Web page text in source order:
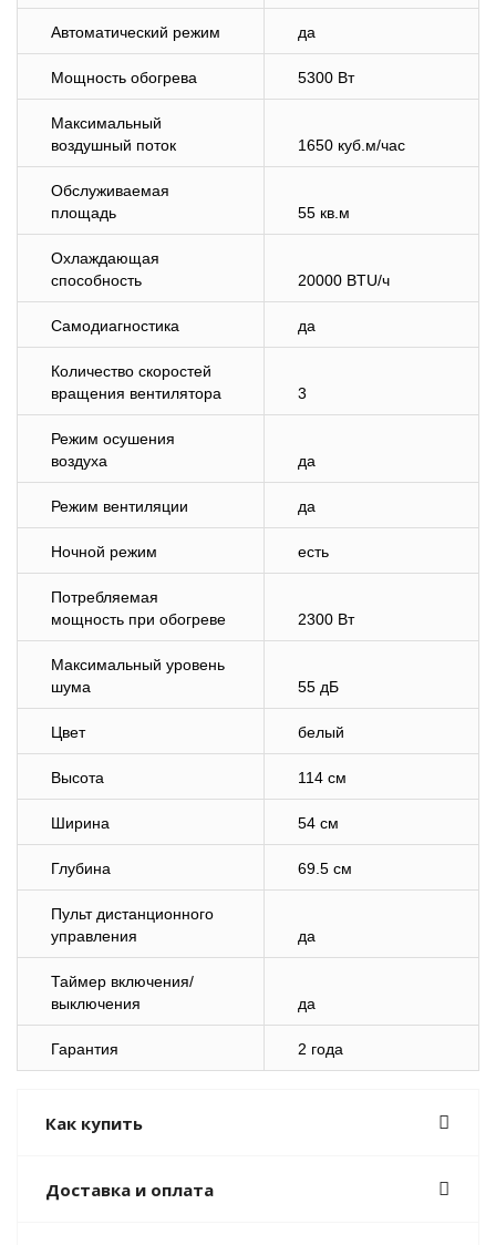
Автоматический режим да
Мощность обогрева 5300 Вт
Максимальный
воздушный поток
1650 куб.м/час
Обслуживаемая
площадь
55 кв.м
Охлаждающая
способность
20000 BTU/ч
Самодиагностика да
Количество скоростей
вращения вентилятора
3
Режим осушения
воздуха
да
Режим вентиляции да
Ночной режим есть
Потребляемая
мощность при обогреве
2300 Вт
Максимальный уровень
шума
55 дБ
Цвет белый
Высота 114 см
Ширина 54 см
Глубина 69.5 см
Пульт дистанционного
управления
да
Таймер включения/
выключения
да
Гарантия 2 года
Как купить
Доставка и оплата